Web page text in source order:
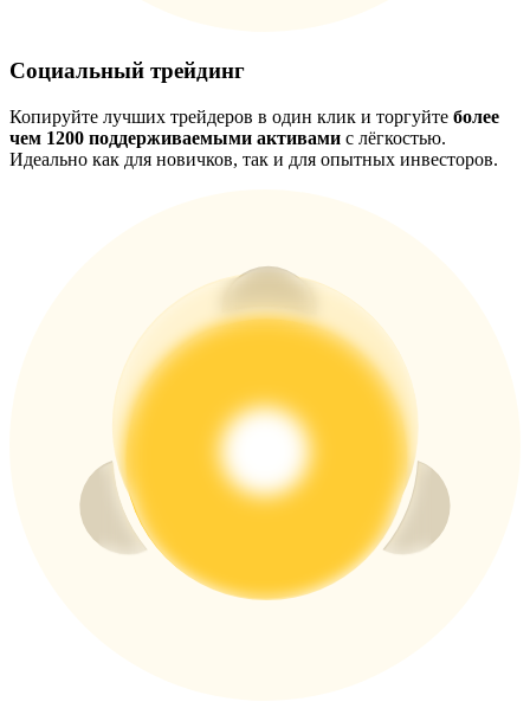
Больше событий
Зарегистрироваться
Социальный трейдинг
Копируйте лучших трейдеров в один клик и торгуйте более
чем 1200 поддерживаемыми активами с лёгкостью.
Идеально как для новичков, так и для опытных инвесторов.